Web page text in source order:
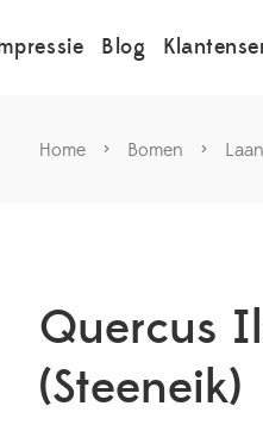
Blog
Home > Bomen >
Quercus
(Steeneik)